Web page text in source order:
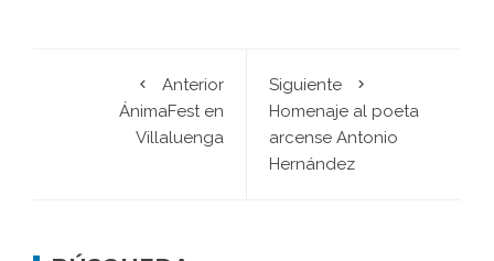
Anterior
ÁnimaFest en
Villaluenga
Siguiente
Homenaje al poeta
arcense Antonio
Hernández